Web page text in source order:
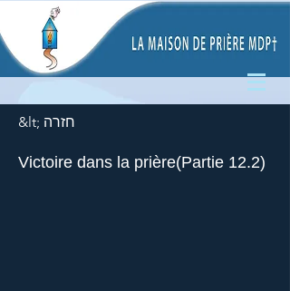
&lt; חזרה
Victoire dans la prière(Partie 12.2)